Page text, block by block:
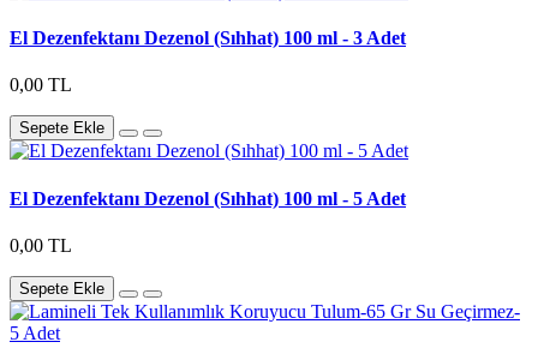
El Dezenfektanı Dezenol (Sıhhat) 100 ml - 3 Adet
0,00 TL
Sepete Ekle
El Dezenfektanı Dezenol (Sıhhat) 100 ml - 5 Adet
0,00 TL
Sepete Ekle